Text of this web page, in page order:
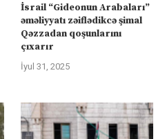
İsrail “Gideonun Arabaları”
əməliyyatı zəiflədikcə şimal
Qəzzadan qoşunlarını
çıxarır
İyul 31, 2025